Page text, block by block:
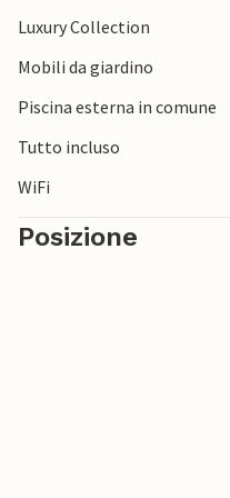
Luxury Collection
Mobili da giardino
Piscina esterna in comune
Tutto incluso
WiFi
Posizione